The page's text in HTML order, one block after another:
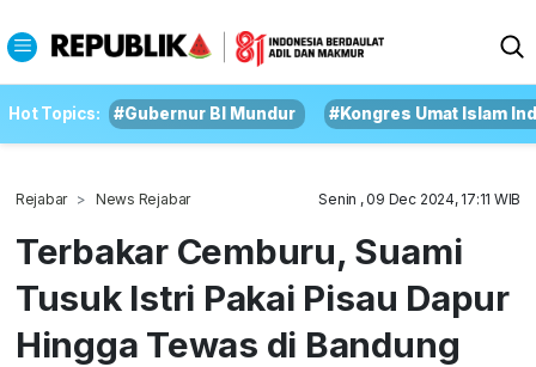
Hot Topics: #Gubernur BI Mundur #Kongres Umat Islam
Rejabar News Rejabar Senin , 09 Dec 2024, 17:11 WIB
Terbakar Cemburu, Suami
Tusuk Istri Pakai Pisau Dapur
Hingga Tewas di Bandung